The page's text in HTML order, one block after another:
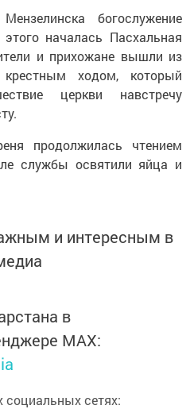
богослужение
началась Пасхальная
и прихожане вышли из
ходом, который
церкви навстречу
продолжилась чтением
службы освятили яйца и
и интересным в
в
MАХ:
социальных сетях: